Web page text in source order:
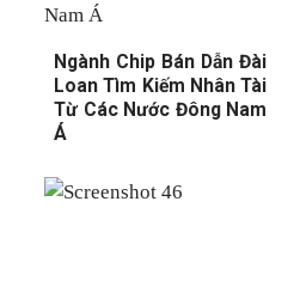
Ngành Chip Bán Dẫn Đài
Loan Tìm Kiếm Nhân Tài
Từ Các Nước Đông Nam
Á